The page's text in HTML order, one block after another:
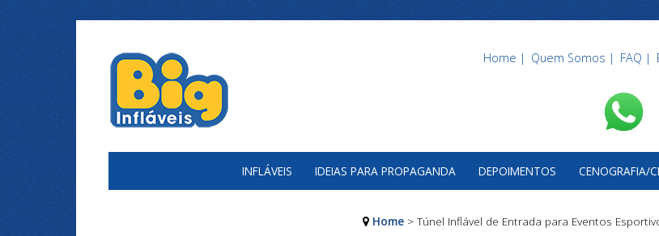
Home | Quem Somos | FAQ |
INFLÁVEIS IDEIAS PARA PROPAGANDA DEPOIMENTOS CENOGRAFIA/
Home> Túnel Inflável de Entrada para Eventos